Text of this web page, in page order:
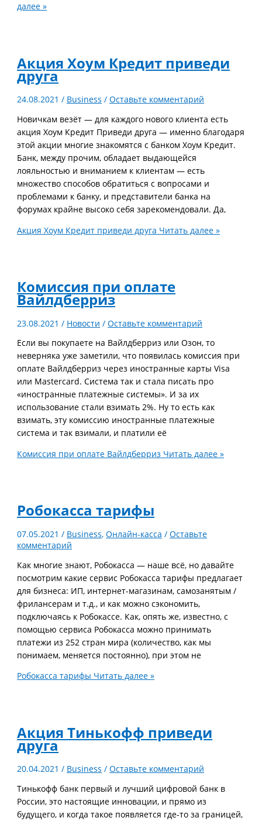
далее »
Акция Хоум Кредит приведи
друга
24.08.2021/ Business /Оставьте комментарий
Новичкам везёт — для каждого нового клиента есть
акция Хоум Кредит Приведи друга — именно благодаря
этой акции многие знакомятся с банком Хоум Кредит.
Банк, между прочим, обладает выдающейся
лояльностью и вниманием к клиентам — есть
множество способов обратиться с вопросами и
проблемами к банку, и представители банка на
форумах крайне высоко себя зарекомендовали. Да,
Акция Хоум Кредит приведи друга Читать далее »
Комиссия при оплате
Вайлдберриз
23.08.2021/ Новости /Оставьте комментарий
Если вы покупаете на Вайлдберриз или Озон, то
неверняка уже заметили, что появилась комиссия при
оплате Вайлдберриз через иностранные карты Visa
или Mastercard. Система так и стала писать про
«иностранные платежные системы». И за их
использование стали взимать 2%. Ну то есть как
взимать, эту комиссию иностранные платежные
система и так взимали, и платили её
Комиссия при оплате Вайлдберриз Читать далее »
Робокасса тарифы
07.05.2021/ Business,Онлайн-касса /Оставьте
комментарий
Как многие знают, Робокасса — наше всё, но давайте
посмотрим какие сервис Робокасса тарифы предлагает
для бизнеса: ИП, интернет-магазинам, самозанятым /
фрилансерам и т.д., и как можно сэкономить,
подключаясь к Робокассе. Как, опять же, известно, с
помощью сервиса Робокасса можно принимать
платежи из 252 стран мира (количество, как мы
понимаем, меняется постоянно), при этом не
Робокасса тарифы Читать далее »
Акция Тинькофф приведи
друга
20.04.2021/ Business /Оставьте комментарий
Тинькофф банк первый и лучший цифровой банк в
России, это настоящие инновации, и прямо из
будущего, и когда такое появляется где-то за границей,